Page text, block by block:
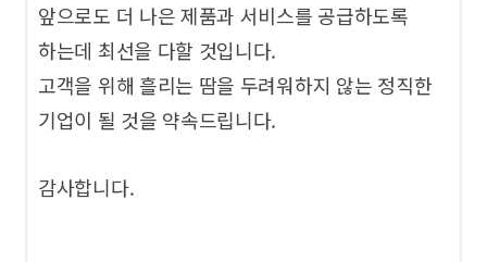
앞으로도 더 나은 제품과 서비스를 공급하도록
하는데 최선을 다할 것입니다.
고객을 위해 흘리는 땀을 두려워하지 않는 정직한
기업이 될 것을 약속드립니다.
감사합니다.